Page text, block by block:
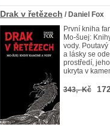
Drak v řetězech / Daniel Fox
První kniha
Mo-šuej:
vody.
a lásky se
prostředí,
ukryta v
343,- Kč